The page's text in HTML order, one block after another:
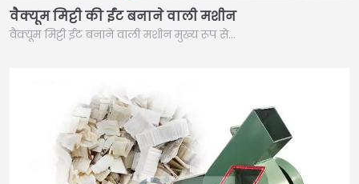
वैक्यूम मिट्टी की ईंट बनाने वाली मशीन
वैक्यूम मिट्टी ईंट बनाने वाली मशीन मुख्य रूप से…